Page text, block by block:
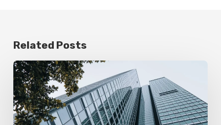
Related Posts
Nya
redovisningskrav
för
fastighetsbolag
från
2026